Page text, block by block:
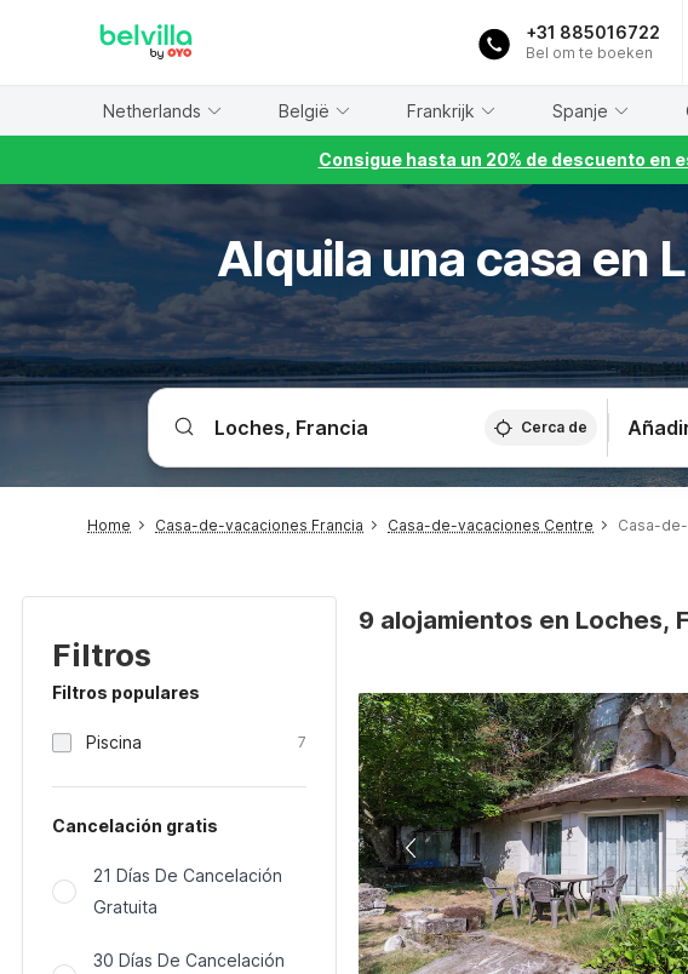
+31 885016722
Bel om te boeken
Netherlands België Frankrijk Spanje
Consigue hasta un 20% de descuento en
Alquila una casa en
Cerca de
Home Casa-de-vacaciones Francia Casa-de-vacaciones Centre Casa-
Filtros
Filtros populares
Piscina 7
Cancelación gratis
21 Días De Cancelación
Gratuita
30 Días De Cancelación
9 alojamientos en Loches,